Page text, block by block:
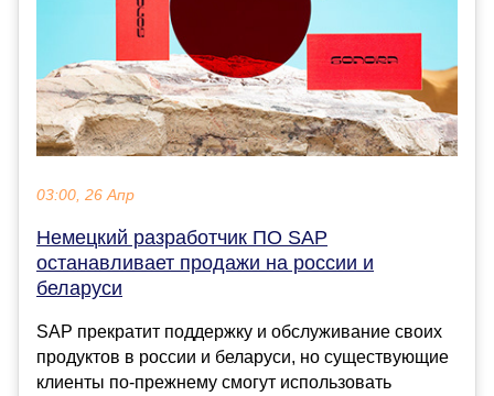
03:00, 26 Апр
Немецкий разработчик ПО SAP
останавливает продажи на россии и
беларуси
SAP прекратит поддержку и обслуживание своих
продуктов в россии и беларуси, но существующие
клиенты по-прежнему смогут использовать